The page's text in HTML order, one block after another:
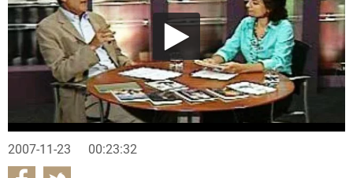
2007-11-23 00:23:32